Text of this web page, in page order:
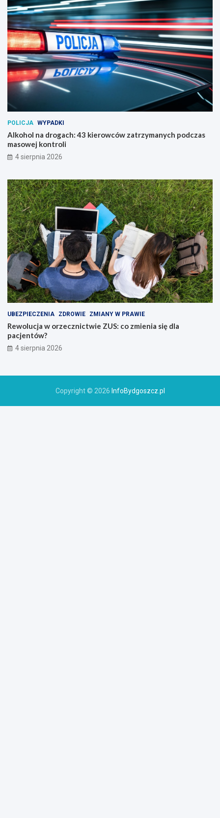
POLICJA WYPADKI
Alkohol na drogach: 43 kierowców zatrzymanych podczas
masowej kontroli
4 sierpnia 2026
UBEZPIECZENIA ZDROWIE ZMIANY W PRAWIE
Rewolucja w orzecznictwie ZUS: co zmienia się dla
pacjentów?
4 sierpnia 2026
Copyright © 2026 InfoBydgoszcz.pl